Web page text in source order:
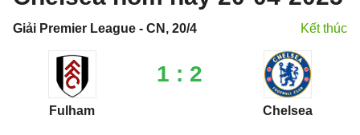
Giải Premier League - CN, 20/4 Kết thúc
Fulham
1 : 2
Chelsea